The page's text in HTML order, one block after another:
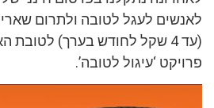
לאנשים לעגל לטובה ולתרום
(עד 4 שקל לחודש בערך) לטובת
פרויקט ‘עיגול לטובה’.